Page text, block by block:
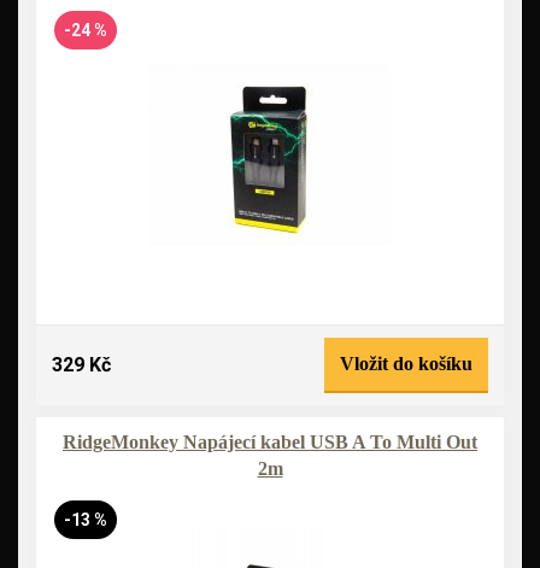
-24 %
329 Kč Vložit do košíku
RidgeMonkey Napájecí kabel USB A To Multi Out
2m
-13 %